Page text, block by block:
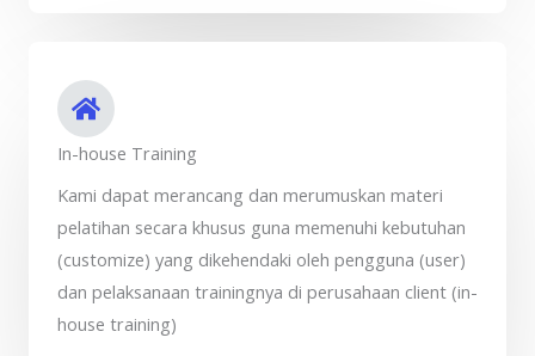
In-house Training
Kami dapat merancang dan merumuskan materi
pelatihan secara khusus guna memenuhi kebutuhan
(customize) yang dikehendaki oleh pengguna (user)
dan pelaksanaan trainingnya di perusahaan client (in-
house training)